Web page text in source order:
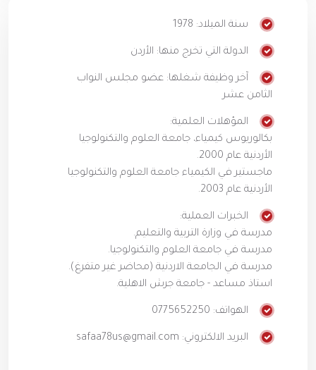
سنة الميلاد: 1978
الدولة التي تخرج منها: الأردن
آخر وظيفة شغلها: عضو مجلس النواب
الثامن عشر
المؤهلات العلمية:
بكالوريوس كيمياء، جامعة العلوم والتكنولوجيا
الأردنية عام 2000.
ماجستير في الكيمياء جامعة العلوم والتكنولوجيا
الأردنية عام 2003.
الخبرات العملية:
مدرسة في وزارة التربية والتعليم.
مدرسة في جامعة العلوم والتكنولوجيا.
مدرسة في الجامعة الاردنية (محاضر غير متفرغ).
استاذ مساعد - جامعة جرش الاهلية.
الهواتف: 0775652250
البريد الالكتروني: safaa78us@gmail.com